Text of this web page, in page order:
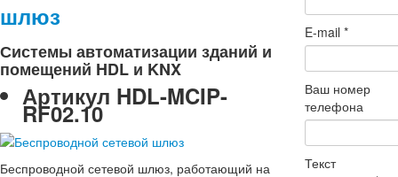
шлюз
Системы автоматизации зданий и
помещений HDL и KNX
Артикул HDL-MCIP-
RF02.10
Беспроводной сетевой шлюз, работающий на
E-mail*
Ваш номер
телефона
Текст